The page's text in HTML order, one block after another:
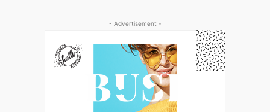
- Advertisement -